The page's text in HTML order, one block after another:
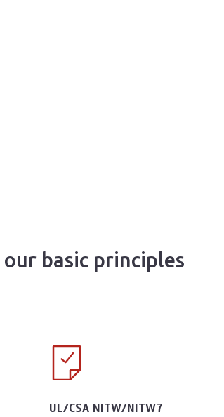
basic principles
UL/CSA NITW/NITW7